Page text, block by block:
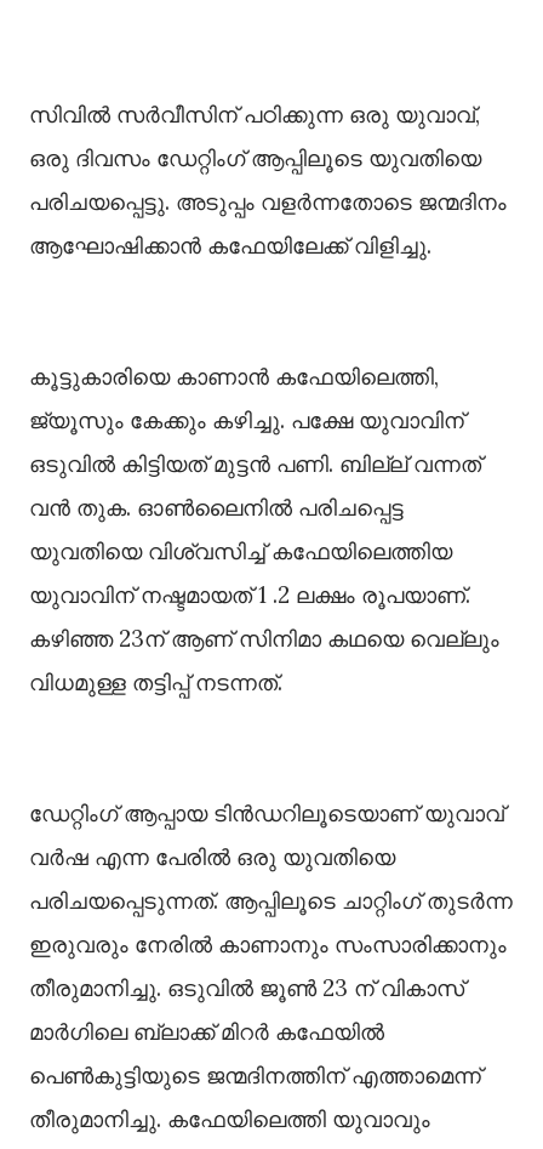
സിവില്‍ സർവീസിന് പഠിക്കുന്ന ഒരു യുവാവ്,
ഒരു ദിവസം ഡേറ്റിംഗ് ആപ്പിലൂടെ യുവതിയെ
പരിചയപ്പെട്ടു. അടുപ്പം വളർന്നതോടെ ജന്മദിനം
ആഘോഷിക്കാൻ കഫേയിലേക്ക് വിളിച്ചു.
കൂട്ടുകാരിയെ കാണാൻ കഫേയിലെത്തി,
ജ്യൂസും കേക്കും കഴിച്ചു. പക്ഷേ യുവാവിന്
ഒടുവില്‍ കിട്ടിയത് മുട്ടൻ പണി. ബില്ല് വന്നത്
വൻ തുക. ഓണ്‍ലൈനില്‍ പരിചപ്പെട്ട
യുവതിയെ വിശ്വസിച്ച്‌ കഫേയിലെത്തിയ
യുവാവിന് നഷ്ടമായത് 1 .2 ലക്ഷം രൂപയാണ്.
കഴിഞ്ഞ 23ന് ആണ് സിനിമാ കഥയെ വെല്ലും
വിധമുള്ള തട്ടിപ്പ് നടന്നത്.
ഡേറ്റിംഗ് ആപ്പായ ടിൻഡറിലൂടെയാണ് യുവാവ്
വർഷ എന്ന പേരില്‍ ഒരു യുവതിയെ
പരിചയപ്പെടുന്നത്. ആപ്പിലൂടെ ചാറ്റിംഗ് തുടർന്ന
ഇരുവരും നേരില്‍ കാണാനും സംസാരിക്കാനും
തീരുമാനിച്ചു. ഒടുവില്‍ ജൂണ്‍ 23 ന് വികാസ്
മാർഗിലെ ബ്ലാക്ക് മിറർ കഫേയില്‍
പെണ്‍കുട്ടിയുടെ ജന്മദിനത്തിന് എത്താമെന്ന്
തീരുമാനിച്ചു. കഫേയിലെത്തി യുവാവും